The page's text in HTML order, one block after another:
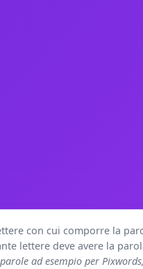
con cui comporre la
lettere deve avere la
ad esempio per